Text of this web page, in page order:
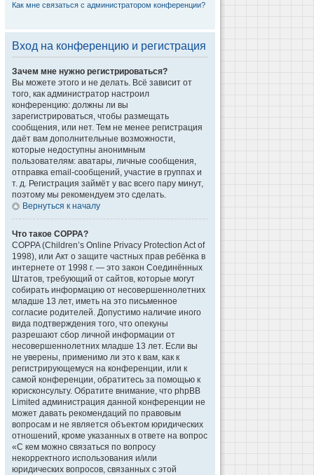
Как мне связаться с администратором конференции?
Вход на конференцию и регистрация
Зачем мне нужно регистрироваться?
Вы можете этого и не делать. Всё зависит от
того, как администратор настроил
конференцию: должны ли вы
зарегистрироваться, чтобы размещать
сообщения, или нет. Тем не менее регистрация
даёт вам дополнительные возможности,
которые недоступны анонимным
пользователям: аватары, личные сообщения,
отправка email-сообщений, участие в группах и
т. д. Регистрация займёт у вас всего пару минут,
поэтому мы рекомендуем это сделать.
Вернуться к началу
Что такое COPPA?
COPPA (Children’s Online Privacy Protection Act of
1998), или Акт о защите частных прав ребёнка в
интернете от 1998 г. — это закон Соединённых
Штатов, требующий от сайтов, которые могут
собирать информацию от несовершеннолетних
младше 13 лет, иметь на это письменное
согласие родителей. Допустимо наличие иного
вида подтверждения того, что опекуны
разрешают сбор личной информации от
несовершеннолетних младше 13 лет. Если вы
не уверены, применимо ли это к вам, как к
регистрирующемуся на конференции, или к
самой конференции, обратитесь за помощью к
юрисконсульту. Обратите внимание, что phpBB
Limited администрация данной конференции не
может давать рекомендаций по правовым
вопросам и не является объектом юридических
отношений, кроме указанных в ответе на вопрос
«С кем можно связаться по вопросу
некорректного использования и/или
юридических вопросов, связанных с этой